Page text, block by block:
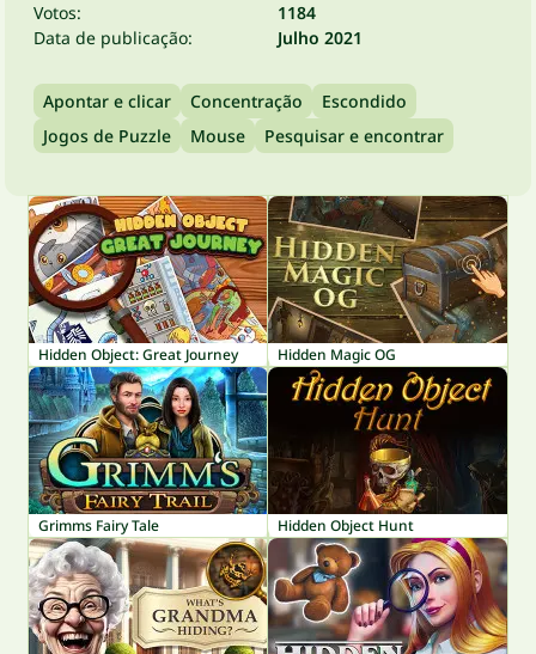
Votos:
1184
Data de publicação:
Julho 2021
Apontar e clicar Concentração
Escondido
Jogos de Puzzle
Mouse Pesquisar e encontrar
Hidden Object: Great Journey Hidden Magic OG
Grimms Fairy Tale Hidden Object Hunt